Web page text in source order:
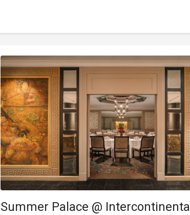
Summer Palace @ Intercontinental